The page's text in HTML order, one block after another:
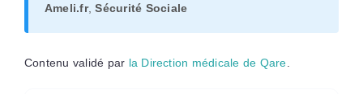
Ameli.fr,Sécurité Sociale
Contenu validé par la Direction médicale de Qare